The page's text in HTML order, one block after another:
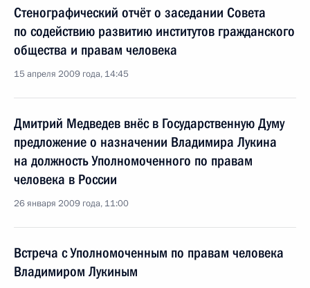
Стенографический отчёт о заседании Совета
по содействию развитию институтов гражданского
общества и правам человека
15 апреля 2009 года, 14:45
Дмитрий Медведев внёс в Государственную Думу
предложение о назначении Владимира Лукина
на должность Уполномоченного по правам
человека в России
26 января 2009 года, 11:00
Встреча с Уполномоченным по правам человека
Владимиром Лукиным